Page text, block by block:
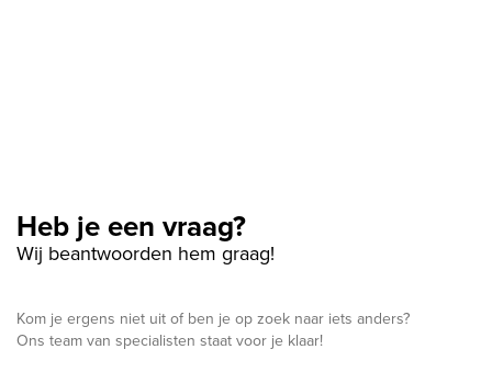
Heb je een vraag?
Wij beantwoorden hem graag!
Kom je ergens niet uit of ben je op zoek naar iets anders?
Ons team van specialisten staat voor je klaar!